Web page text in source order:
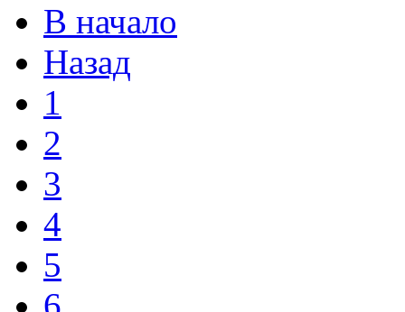
В начало
Назад
1
2
3
4
5